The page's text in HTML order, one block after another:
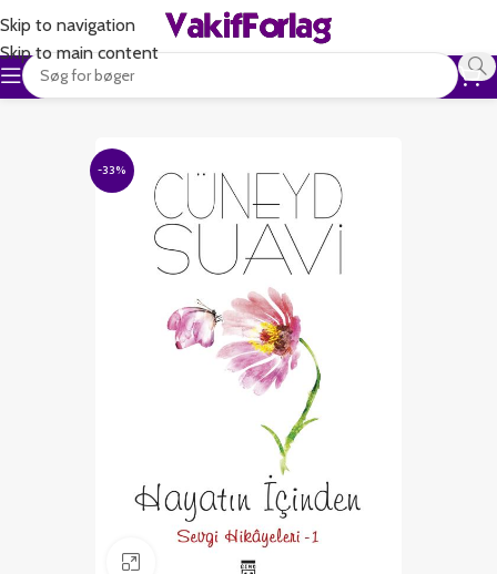
Skip to navigation
Skip to main content
-33%
Klik for at forstørre